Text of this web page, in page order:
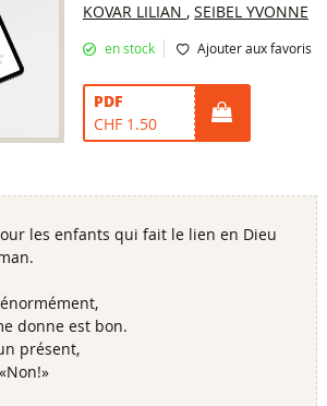
KOVAR LILIAN , SEIBEL YVONNE
en stock Ajouter aux favoris
PDF
CHF 1.50
les enfants qui fait le lien en Dieu
donne est bon.
présent,